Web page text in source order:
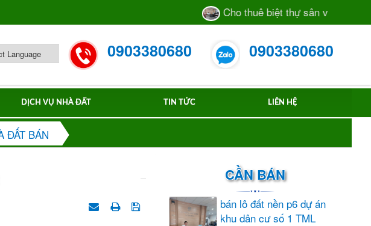
Cho thuê biệt thự sân vườn số 55/28
0903380680 0903380680
DỊCH VỤ NHÀ ĐẤT TIN TỨC LIÊN HỆ
ĐẤT BÁN
CẦN BÁN
bán lô đất nền p6 dự án
khu dân cư số 1 TML